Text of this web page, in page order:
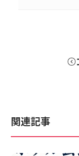
関連記事